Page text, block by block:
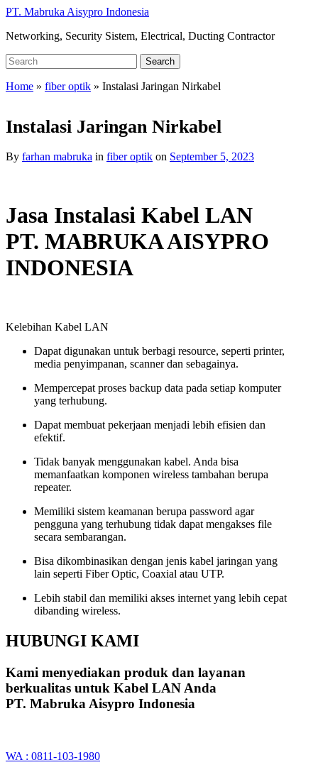
Skip
main
PT. Mabruka Aisypro Indonesia
Networking, Security Sistem, Electrical, Ducting Contractor
Search
for:
Search
Home » fiber optik » Instalasi Jaringan Nirkabel
Instalasi Jaringan Nirkabel
By farhan mabruka in fiber optik on September 5, 2023
Jasa Instalasi Kabel LAN
PT. MABRUKA AISYPRO
INDONESIA
Kelebihan Kabel LAN
Dapat digunakan untuk berbagi resource, seperti printer,
media penyimpanan, scanner dan sebagainya.
Mempercepat proses backup data pada setiap komputer
yang terhubung.
Dapat membuat pekerjaan menjadi lebih efisien dan
efektif.
Tidak banyak menggunakan kabel. Anda bisa
memanfaatkan komponen wireless tambahan berupa
repeater.
Memiliki sistem keamanan berupa password agar
pengguna yang terhubung tidak dapat mengakses file
secara sembarangan.
Bisa dikombinasikan dengan jenis kabel jaringan yang
lain seperti Fiber Optic, Coaxial atau UTP.
Lebih stabil dan memiliki akses internet yang lebih cepat
dibanding wireless.
HUBUNGI KAMI
Kami menyediakan produk dan layanan
berkualitas untuk Kabel LAN Anda
PT. Mabruka Aisypro Indonesia
WA : 0811-103-1980